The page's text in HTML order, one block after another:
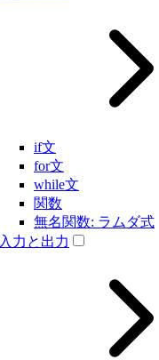
if文
for文
while文
関数
無名関数: ラムダ式
入力と出力